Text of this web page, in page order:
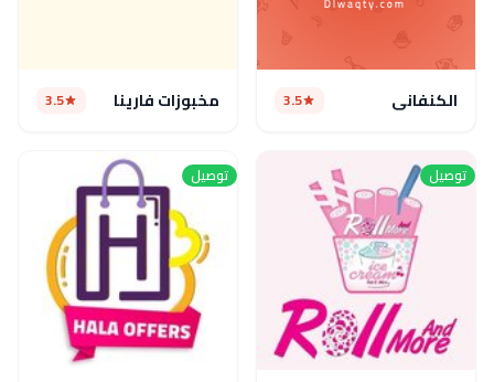
الكنفاني 3.5 مخبوزات فارينا 3.5
توصيل توصيل